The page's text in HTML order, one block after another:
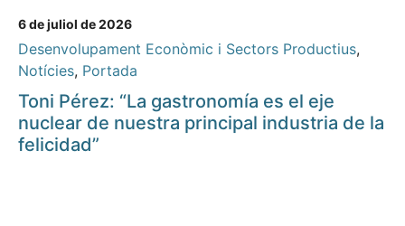
6 de juliol de 2026
Desenvolupament Econòmic i Sectors Productius,
Notícies, Portada
Toni Pérez: “La gastronomía es el eje
nuclear de nuestra principal industria de la
felicidad”